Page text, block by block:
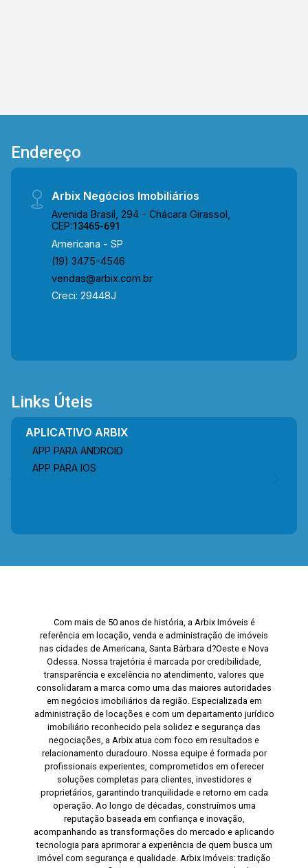
Endereço
Arbix Negócios Imobiliários
Avenida Brasil, 294 - Chácara Girassol,
CEP:13465-691
Americana - SP
(19) 3475-4546
vendas@arbix.com.br
Creci: 29448J
Links Úteis
APLICATIVO ARBIX
APP PARA ANDROID
APP PARA IOS
Com mais de 50 anos de história, a Arbix Imóveis é
referência em locação, venda e administração de imóveis
nas cidades de Americana, Santa Bárbara d?Oeste e Nova
Odessa. Nossa trajetória é marcada por credibilidade,
transparência e excelência no atendimento, valores que
consolidaram a marca como uma das maiores autoridades
em negócios imobiliários da região. Especializada em
administração de locações e com um departamento jurídico
imobiliário reconhecido pela solidez e segurança das
negociações, a Arbix atua com foco em resultados e
relacionamento duradouro. Nossa equipe é formada por
profissionais experientes, comprometidos em oferecer
soluções completas para clientes, investidores e
proprietários, garantindo tranquilidade e retorno em cada
operação. Ao longo de décadas, construímos uma
reputação baseada em confiança e inovação,
acompanhando as transformações do mercado e aplicando
tecnologia para aprimorar a experiência de quem busca um
imóvel com segurança e qualidade. Arbix Imóveis: tradição